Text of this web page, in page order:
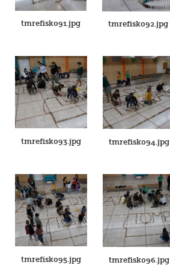
tmrefisk091.jpg tmrefisk092.jpg
tmrefisk093.jpg tmrefisk094.jpg
tmrefisk095.jpg tmrefisk096.jpg